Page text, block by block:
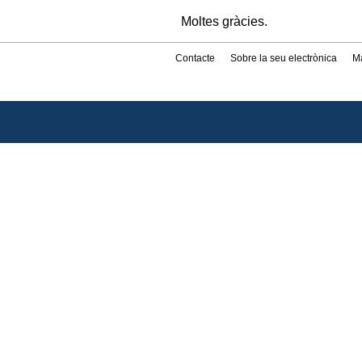
Moltes gràcies.
Contacte Sobre la seu electrònica